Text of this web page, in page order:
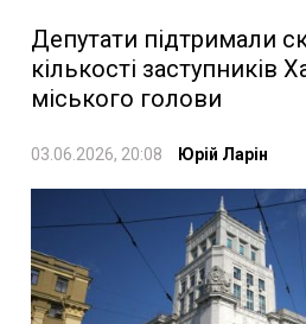
Депутати підтримали
кількості заступників
міського голови
03.06.2026, 20:08 Юрій Ларін